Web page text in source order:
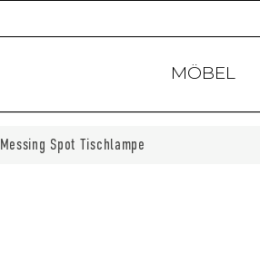
MÖBEL
Messing Spot Tischlampe